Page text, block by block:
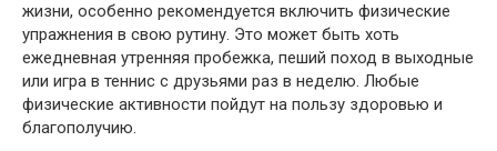
жизни, особенно рекомендуется включить физические
упражнения в свою рутину. Это может быть хоть
ежедневная утренняя пробежка, пеший поход в выходные
или игра в теннис с друзьями раз в неделю. Любые
физические активности пойдут на пользу здоровью и
благополучию.